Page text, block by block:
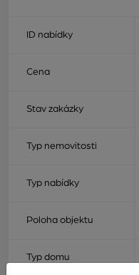
ID nabídky
Cena
Stav zakázky
Typ nemovitosti
Typ nabídky
Poloha objektu
Typ domu